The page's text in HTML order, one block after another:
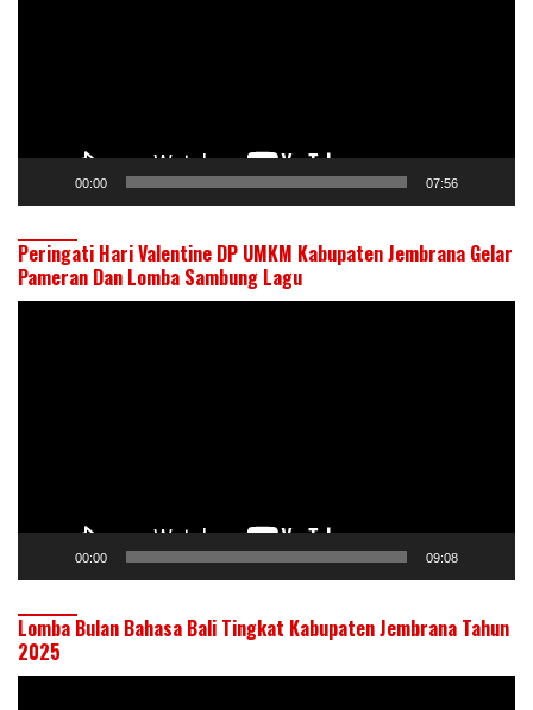
00:00 07:56
Peringati Hari Valentine DP UMKM Kabupaten Jembrana Gelar
Pameran Dan Lomba Sambung Lagu
00:00 09:08
Lomba Bulan Bahasa Bali Tingkat Kabupaten Jembrana Tahun
2025